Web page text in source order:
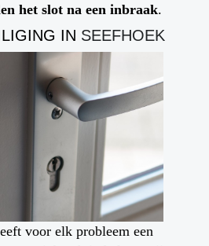
het slot na een inbraak.
IN SEEFHOEK
voor elk probleem een